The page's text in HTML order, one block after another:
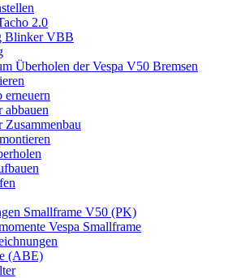
2.0
Blinker VBB
Überholen der Vespa V50 Bremsen
erneuern
abbauen
Zusammenbau
Smallframe V50 (PK)
Vespa Smallframe
(ABE)